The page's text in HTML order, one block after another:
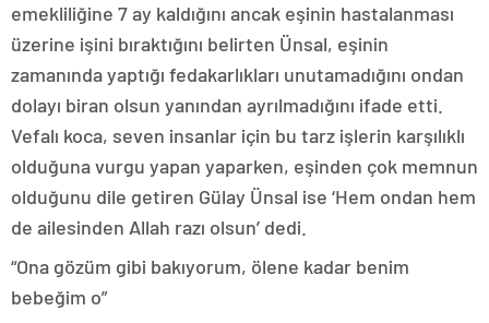
emekliliğine 7 ay kaldığını ancak eşinin hastalanması
üzerine işini bıraktığını belirten Ünsal, eşinin
zamanında yaptığı fedakarlıkları unutamadığını ondan
dolayı biran olsun yanından ayrılmadığını ifade etti.
Vefalı koca, seven insanlar için bu tarz işlerin karşılıklı
olduğuna vurgu yapan yaparken, eşinden çok memnun
olduğunu dile getiren Gülay Ünsal ise ‘Hem ondan hem
de ailesinden Allah razı olsun’ dedi.
“Ona gözüm gibi bakıyorum, ölene kadar benim
bebeğim o”